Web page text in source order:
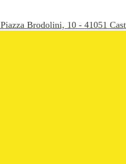
Piazza Brodolini, 10 - 41051